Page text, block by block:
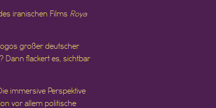
iranischen Films Roya
großer deutscher
Dann flackert es, sichtbar
immersive Perspektive
vor allem politische